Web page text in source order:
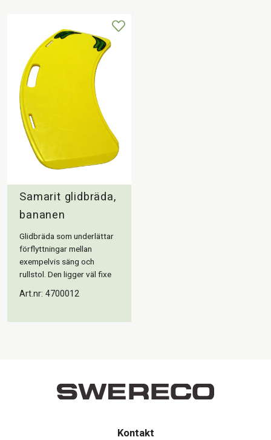
Samarit glidbräda,
bananen
Glidbräda som underlättar
förflyttningar mellan
exempelvis säng och
rullstol. Den ligger väl fixe
Art.nr: 4700012
Kontakt